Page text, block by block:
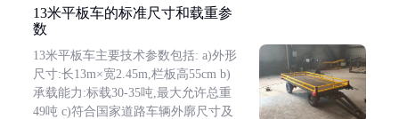
13米平板车的标准尺寸和载重参
数
13米平板车主要技术参数包括: a)外形
尺寸:长13m×宽2.45m,栏板高55cm b)
承载能力:标载30-35吨,最大允许总重
49吨 c)符合国家道路车辆外廓尺寸及